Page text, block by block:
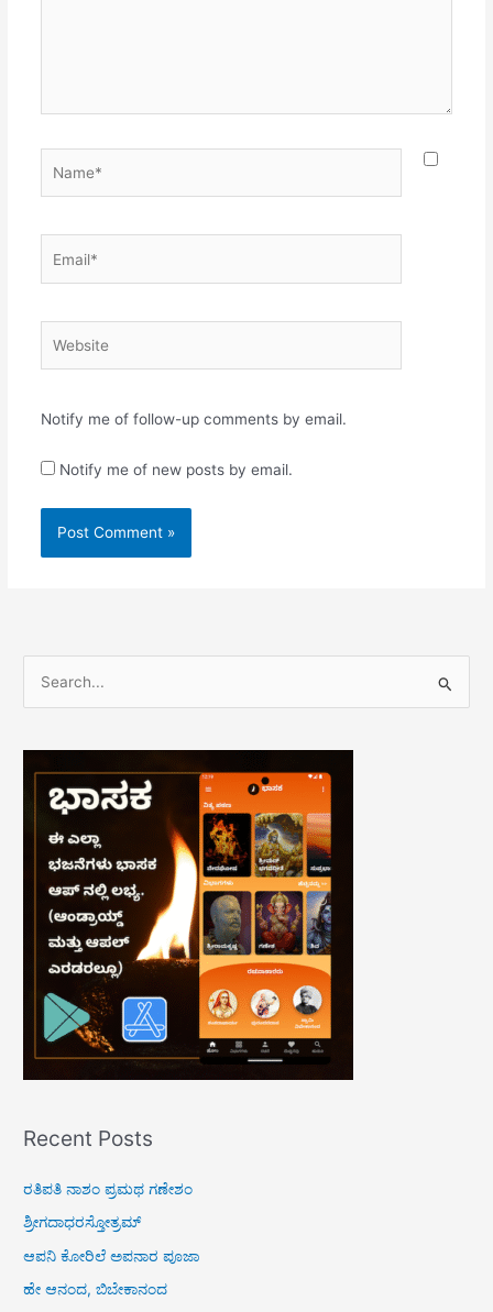
Notify me of follow-up comments by email.
Notify me of new posts by email.
Recent Posts
ರತಿಪತಿ ನಾಶಂ ಪ್ರಮಥ ಗಣೇಶಂ
ಶ್ರೀಗದಾಧರಸ್ತೋತ್ರಮ್
ಆಪನಿ ಕೋರಿಲೆ ಅಪನಾರ ಪೂಜಾ
ಹೇ ಆನಂದ, ಬಿಬೇಕಾನಂದ